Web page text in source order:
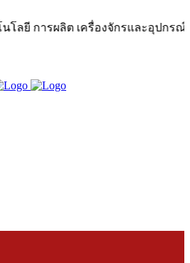
ลยี การผลิต เครื่องจักรและอุปกรณ์